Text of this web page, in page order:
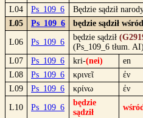
L04
Ps_109_6
Będzie sądził
L05
Ps_109_6 będzie sądził
L06 Ps_109_6
będzie sądził
(Ps_109_6 tłum. AI)
L07
Ps_109_6 kri-(nei) en
L08
Ps_109_6 κρινεῖ ἐν
L09
Ps_109_6 κρίνω ἐν
L10 Ps_109_6
będzie
sądził